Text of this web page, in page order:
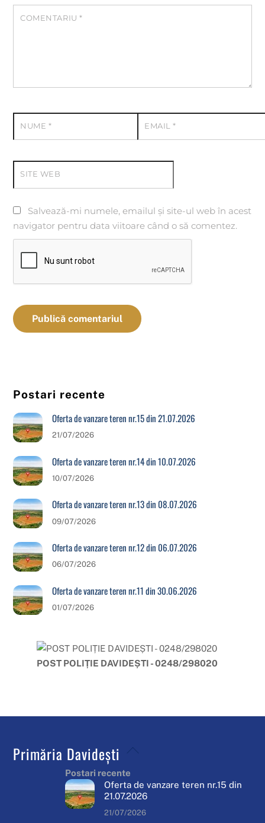
COMENTARIU*
NUME * EMAIL*
SITE WEB
Salvează-mi numele, emailul și site-ul web în acest
navigator pentru data viitoare când o să comentez.
Postari recente
Oferta de vanzare teren nr.15 din 21.07.2026
21/07/2026
Oferta de vanzare teren nr.14 din 10.07.2026
10/07/2026
Oferta de vanzare teren nr.13 din 08.07.2026
09/07/2026
Oferta de vanzare teren nr.12 din 06.07.2026
06/07/2026
Oferta de vanzare teren nr.11 din 30.06.2026
01/07/2026
POST POLIȚIE DAVIDEȘTI - 0248/298020
Back
Primăria Davidești
Postari recente
Oferta de vanzare teren nr.15 din
21.07.2026
21/07/2026